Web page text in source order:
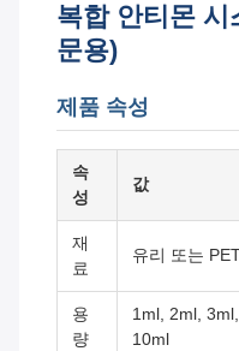
복합 안티몬 시
문용)
제품 속성
속
성
값
재
료
유리 또는
용
량
1ml, 2ml,
10ml